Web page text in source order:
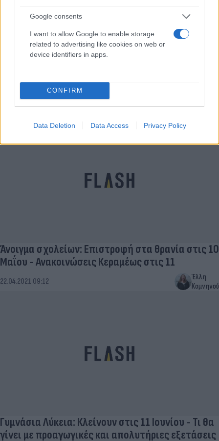
Google consents
I want to allow Google to enable storage
related to advertising like cookies on web or
device identifiers in apps.
CONFIRM
Data Deletion Data Access Privacy Policy
Άνοιγμα σχολείων: Επιστρέφουν οι μαθητές σε
με τα self test [vid]
09.05.2021 08:46
Άνοιγμα σχολείων: Επιστροφή στα θρανία στις 10
Μαΐου - Ανακοινώσεις Κεραμέως στις 11
22.04.2021 09:12
Έλλη
Κομνηνού
Γυμνάσια Λύκεια: Κλείνουν στις 11 Ιουνίου - Τι θα
γίνει με προαγωγικές και απολυτήριες εξετάσεις